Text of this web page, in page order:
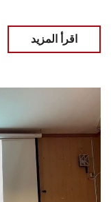
اقرأ المزيد